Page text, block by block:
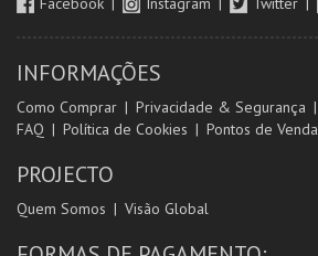
INFORMAÇÕES
Como Comprar Privacidade & Segurança
FAQ
Política de Cookies Pontos de Venda
PROJECTO
Quem Somos Visão Global